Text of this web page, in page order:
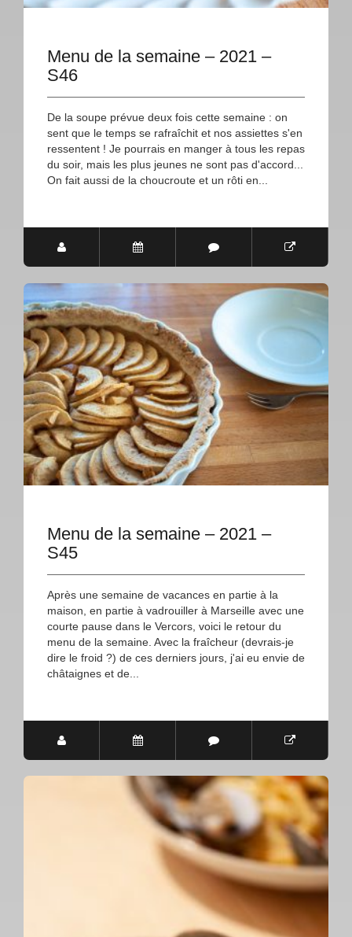
Menu de la semaine – 2021 –
S46
De la soupe prévue deux fois cette semaine : on
sent que le temps se rafraîchit et nos assiettes s'en
ressentent ! Je pourrais en manger à tous les repas
du soir, mais les plus jeunes ne sont pas d'accord...
On fait aussi de la choucroute et un rôti en...
Menu de la semaine – 2021 –
S45
Après une semaine de vacances en partie à la
maison, en partie à vadrouiller à Marseille avec une
courte pause dans le Vercors, voici le retour du
menu de la semaine. Avec la fraîcheur (devrais-je
dire le froid ?) de ces derniers jours, j'ai eu envie de
châtaignes et de...